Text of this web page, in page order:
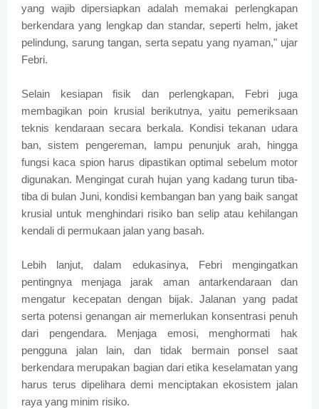
yang wajib dipersiapkan adalah memakai perlengkapan
berkendara yang lengkap dan standar, seperti helm, jaket
pelindung, sarung tangan, serta sepatu yang nyaman," ujar
Febri.
Selain kesiapan fisik dan perlengkapan, Febri juga
membagikan poin krusial berikutnya, yaitu pemeriksaan
teknis kendaraan secara berkala. Kondisi tekanan udara
ban, sistem pengereman, lampu penunjuk arah, hingga
fungsi kaca spion harus dipastikan optimal sebelum motor
digunakan. Mengingat curah hujan yang kadang turun tiba-
tiba di bulan Juni, kondisi kembangan ban yang baik sangat
krusial untuk menghindari risiko ban selip atau kehilangan
kendali di permukaan jalan yang basah.
Lebih lanjut, dalam edukasinya, Febri mengingatkan
pentingnya menjaga jarak aman antarkendaraan dan
mengatur kecepatan dengan bijak. Jalanan yang padat
serta potensi genangan air memerlukan konsentrasi penuh
dari pengendara. Menjaga emosi, menghormati hak
pengguna jalan lain, dan tidak bermain ponsel saat
berkendara merupakan bagian dari etika keselamatan yang
harus terus dipelihara demi menciptakan ekosistem jalan
raya yang minim risiko.